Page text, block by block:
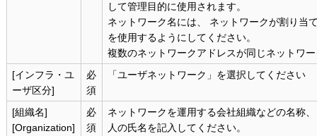
して管理目的に使用されます。
ネットワーク名には、 ネットワークが割り当
を使用するようにしてください。
複数のネットワークアドレスが同じネットワ
[インフラ・ユ
ーザ区分]
必
須
「ユーザネットワーク」を選択してください
[組織名]
[Organization]
必
須
ネットワークを運用する会社組織などの名称
人の氏名を記入してください。